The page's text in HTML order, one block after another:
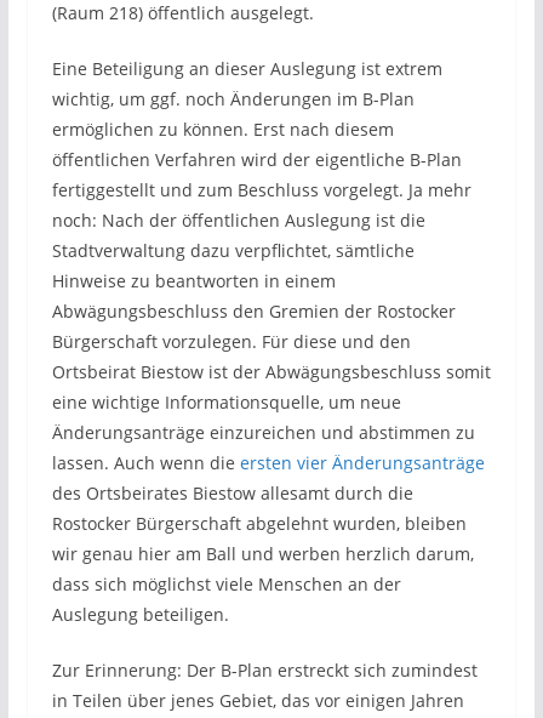
(Raum 218) öffentlich ausgelegt.
Eine Beteiligung an dieser Auslegung ist extrem
wichtig, um ggf. noch Änderungen im B-Plan
ermöglichen zu können. Erst nach diesem
öffentlichen Verfahren wird der eigentliche B-Plan
fertiggestellt und zum Beschluss vorgelegt. Ja mehr
noch: Nach der öffentlichen Auslegung ist die
Stadtverwaltung dazu verpflichtet, sämtliche
Hinweise zu beantworten in einem
Abwägungsbeschluss den Gremien der Rostocker
Bürgerschaft vorzulegen. Für diese und den
Ortsbeirat Biestow ist der Abwägungsbeschluss somit
eine wichtige Informationsquelle, um neue
Änderungsanträge einzureichen und abstimmen zu
lassen. Auch wenn die ersten vier Änderungsanträge
des Ortsbeirates Biestow allesamt durch die
Rostocker Bürgerschaft abgelehnt wurden, bleiben
wir genau hier am Ball und werben herzlich darum,
dass sich möglichst viele Menschen an der
Auslegung beteiligen.
Zur Erinnerung: Der B-Plan erstreckt sich zumindest
in Teilen über jenes Gebiet, das vor einigen Jahren